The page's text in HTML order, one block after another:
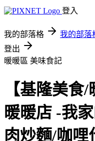
登入
我的部落格 我的部落
登出
暖暖區 美味食記
【基隆美食
暖暖店 -我
肉炒麵/咖哩